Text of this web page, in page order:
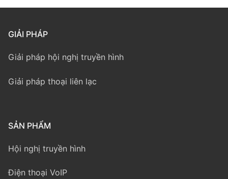
GIẢI PHÁP
Giải pháp hội nghị truyền hình
Giải pháp thoại liên lạc
SẢN PHẨM
Hội nghị truyền hình
Điện thoại VoIP